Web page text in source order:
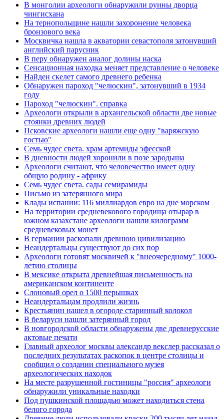
В монголии археологи обнаружили руины дворца
чингисхана
На тернопольщине нашли захоронение человека
бронзового века
Москвичка нашла в акватории севастополя затонувший
английский парусник
В перу обнаружен аналог долины наска
Сенсационная находка меняет представление о человеке
Найден скелет самого древнего ребенка
Обнаружен пароход "челюскин", затонувший в 1934
году
Пароход "челюскин". справка
Археологи открыли в архангельской области две новые
стоянки древних людей
Псковские археологи нашли еще одну "варяжскую
гостью"
Семь чудес света. храм артемиды эфесской
В дневности людей хоронили в позе зародыша
Археологи считают, что человечество имеет одну
общую родину - африку
Семь чудес света. сады семирамиды
Письмо из затерянного мира
Клады испании: 116 миллиардов евро на дне морском
На территории средневекового городища отырар в
южном казахстане археологи нашли килограмм
средневековых монет
В германии раскопали древнюю цивилизацию
Неандертальцы существуют до сих пор
Археологи готовят москвичей к "внеочередному" 1000-
летию столицы
В мексике открыта древнейшая письменность на
американском континенте
Слоновый орел о 1500 перышках
Неандертальцам продлили жизнь
Крестьянин нашел в огороде старинный колокол
В беларуси нашли затерянный город
В новгородской области обнаружены две древнерусские
актовые печати
Главный археолог москвы александр векслер рассказал о
последних результатах раскопок в центре столицы и
сообщил о создании специального музея
археологических находок
На месте разрушенной гостиницы "россия" археологи
обнаружили уникальные находки
Под пушкинской площадью может находиться стена
белого города